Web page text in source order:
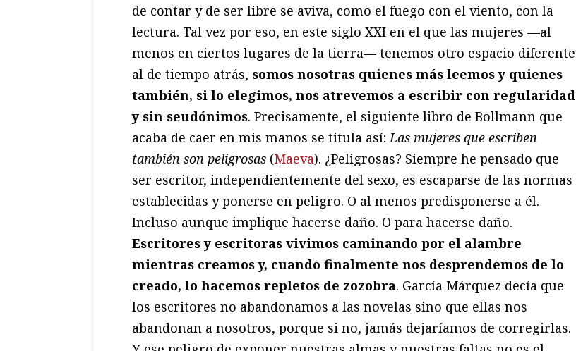
de contar y de ser libre se aviva, como el fuego con el viento, con la
lectura. Tal vez por eso, en este siglo XXI en el que las mujeres —al
menos en ciertos lugares de la tierra— tenemos otro espacio diferente
al de tiempo atrás, somos nosotras quienes más leemos y quienes
también, si lo elegimos, nos atrevemos a escribir con regularidad
y sin seudónimos. Precisamente, el siguiente libro de Bollmann que
acaba de caer en mis manos se titula así:Las mujeres que escriben
también son peligrosas (Maeva). ¿Peligrosas? Siempre he pensado que
ser escritor, independientemente del sexo, es escaparse de las normas
establecidas y ponerse en peligro. O al menos predisponerse a él.
Incluso aunque implique hacerse daño. O para hacerse daño.
Escritores y escritoras vivimos caminando por el alambre
mientras creamos y, cuando finalmente nos desprendemos de lo
creado, lo hacemos repletos de zozobra. García Márquez decía que
los escritores no abandonamos a las novelas sino que ellas nos
abandonan a nosotros, porque si no, jamás dejaríamos de corregirlas.